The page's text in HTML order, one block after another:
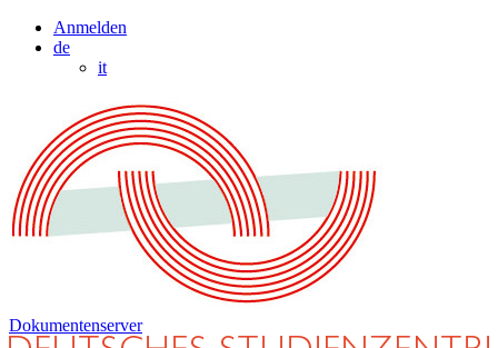
Anmelden
de
it
Dokumentenserver